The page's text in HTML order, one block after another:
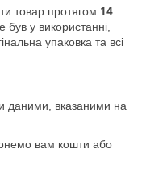
товар протягом 14
у використанні,
упаковка та всі
даними, вказаними на
вам кошти або